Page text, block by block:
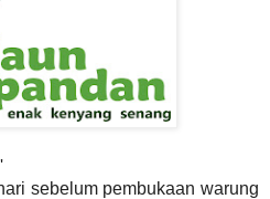
sebelum pembukaan warung